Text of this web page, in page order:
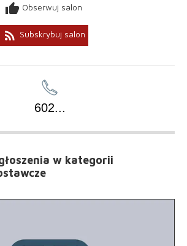
thumb_up Obserwuj salon
rss_feed Subskrybuj salon
602...
w kategorii